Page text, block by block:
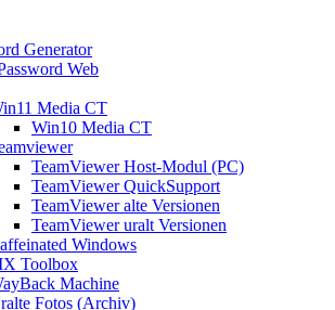
Generator
Web
Media CT
Win10 Media CT
TeamViewer Host-Modul (PC)
TeamViewer QuickSupport
TeamViewer alte Versionen
TeamViewer uralt Versionen
Windows
Toolbox
Machine
Fotos (Archiv)